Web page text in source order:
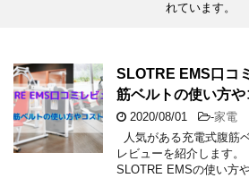
れています。
SLOTRE EMS口コ
筋ベルトの使い方
2020/08/01 -家電
人気がある充電式腹筋
レビューを紹介します
SLOTRE EMSの使い方